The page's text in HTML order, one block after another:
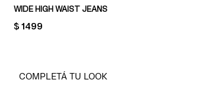
WIDE HIGH WAIST JEANS
PRICE:
$ 1499
COMPLETÁ TU LOOK